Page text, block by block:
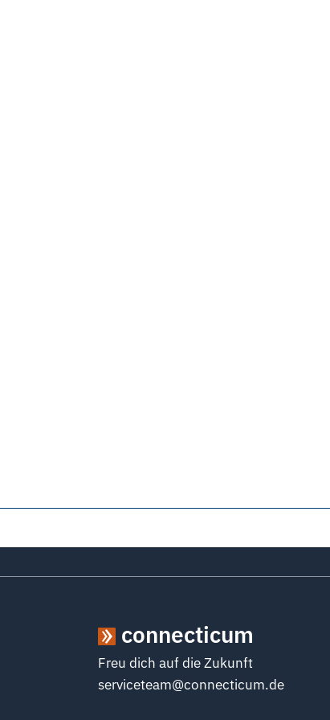
connecticum
Freu dich auf die Zukunft
serviceteam@connecticum.de